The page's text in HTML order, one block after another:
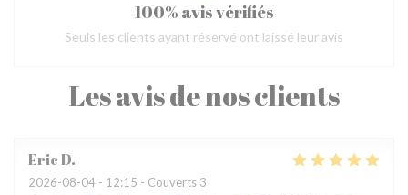
Les avis de nos clients
EricD
2026-08-04 - 12:15 - Couverts 3
100% avis vérifiés
Seuls les clients ayant réservé ont laissé leur avis